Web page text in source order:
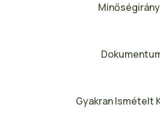
Gyakran Ismételt